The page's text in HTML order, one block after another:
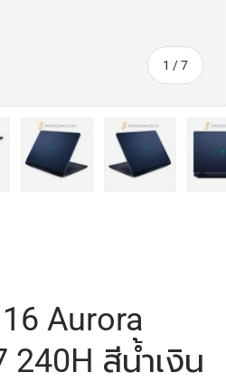
1 /จาก
7
Aurora
240H สีน้ำเงิน